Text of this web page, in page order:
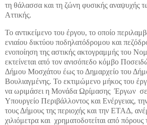
τη θάλασσα και τη ζώνη φυσικής αναψυχής
Αττικής.
Το αντικείμενο του έργου, το οποίο
ενιαίου δικτύου ποδηλατόδρομου και
ενοποίηση της αστικής ακτογραμμής του
εκτείνεται από τον ανισόπεδο κόμβο
Δήμου Μοσχάτου έως το Δημαρχείο του
Βουλιαγμένης. Το εκτιμώμενο μήκος του
να ωριμάσει η Μονάδα Ωρίμασης Έργων σε
Υπουργείο Περιβάλλοντος και Ενέργειας,
τους Δήμους της περιοχής και την ΕΤΑΔ,
χιλιόμετρα και χρηματοδοτείται από πόρους